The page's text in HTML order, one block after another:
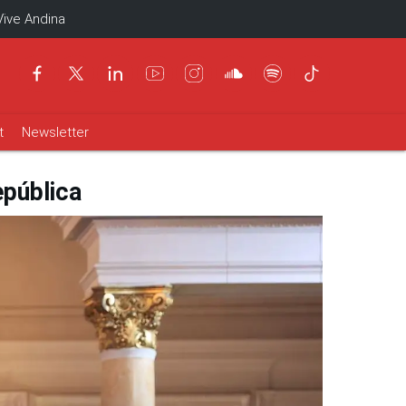
Andina
Newsletter